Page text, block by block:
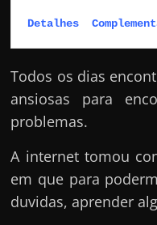
Detalhes
Todos os dias
ansiosas para
problemas.
A internet tomou
em que para
duvidas, aprender